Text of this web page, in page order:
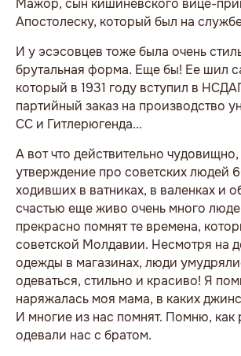
Мажор, сын кишиневского вице-
Апостолеску, который был на
И у эсэсовцев тоже была очень
брутальная форма. Еще бы! Ее шил
который в 1931 году вступил в
партийный заказ на производство
СС и Гитлерюгенда...
А вот что действительно чудовищно,
утверждение про советских людей
ходивших в ватниках, в валенках и
счастью еще живо очень много
прекрасно помнят те времена,
советской Молдавии. Несмотря на
одежды в магазинах, люди
одеваться, стильно и красиво! Я
наряжалась моя мама, в каких
И многие из нас помнят. Помню, как
одевали нас с братом.